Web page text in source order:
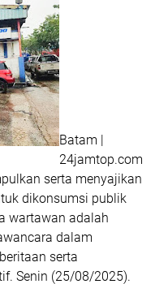
Batam |
24jamtop.com
serta menyajikan
dikonsumsi publik
wartawan adalah
dalam
serta
Senin (25/08/2025).